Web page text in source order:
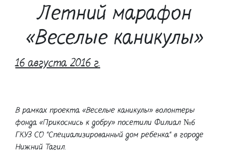
Летний марафон
«Веселые каникулы»
16 августа 2016 г.
В рамках проекта «Веселые каникулы» волонтеры
фонда «Прикоснись к добру» посетили Филиал №6
ГКУЗ СО "Специализированный дом ребенка" в городе
Нижний Тагил.